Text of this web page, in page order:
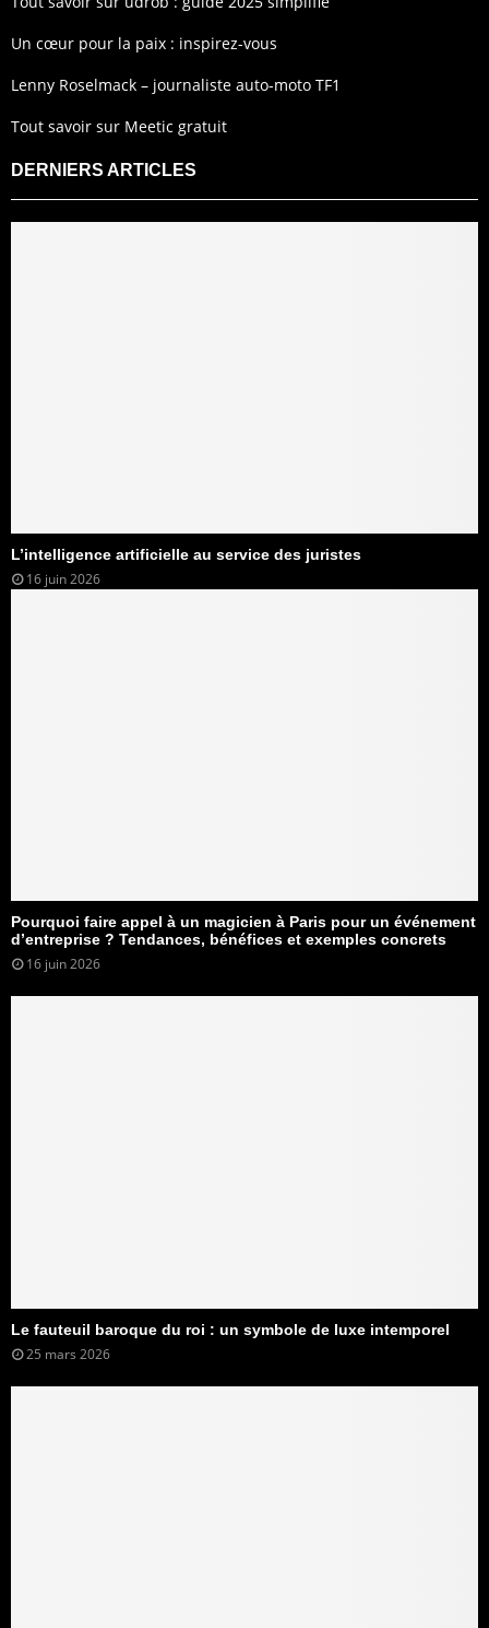
Un cœur pour la paix : inspirez-vous
Lenny Roselmack – journaliste auto-moto TF1
Tout savoir sur Meetic gratuit
DERNIERS ARTICLES
L’intelligence artificielle au service des juristes
16 juin 2026
Pourquoi faire appel à un magicien à Paris pour un événement
d’entreprise ? Tendances, bénéfices et exemples concrets
16 juin 2026
Le fauteuil baroque du roi : un symbole de luxe intemporel
25 mars 2026